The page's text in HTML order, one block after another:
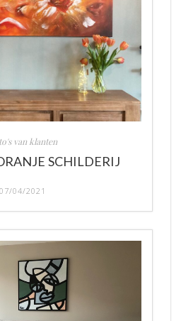
van klanten
SCHILDERIJ
07/04/2021